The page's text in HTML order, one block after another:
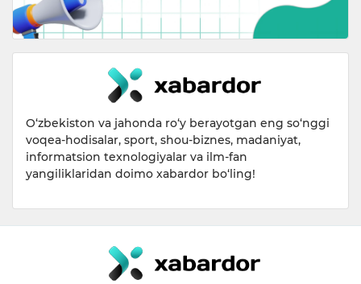
O‘zbekiston va jahonda ro‘y berayotgan eng so‘nggi
voqea-hodisalar, sport, shou-biznes, madaniyat,
informatsion texnologiyalar va ilm-fan
yangiliklaridan doimo xabardor bo‘ling!